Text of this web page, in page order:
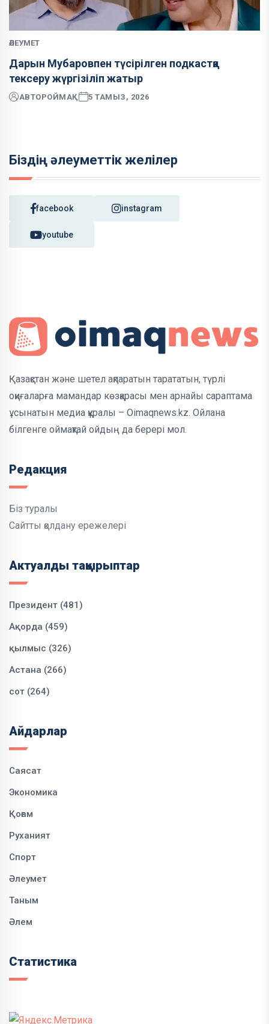
ӘЛЕУМЕТ
Дарын Мубаровпен түсірілген подкастқа
тексеру жүргізіліп жатыр
АВТОРОЙМАҚ 5 ТАМЫЗ, 2026
Біздің әлеуметтік желілер
facebook instagram
youtube
Қазақстан және шетел ақпаратын тарататын, түрлі
оқиғаларға мамандар көзқарасы мен арнайы сараптама
ұсынатын медиа құралы – Oimaqnews.kz. Ойлана
білгенге оймақтай ойдың да берері мол.
Редакция
Біз туралы
Сайтты қолдану ережелері
Актуалды тақырыптар
Президент (481)
Ақорда (459)
қылмыс (326)
Астана (266)
сот (264)
Айдарлар
Саясат
Экономика
Қоғам
Руханият
Спорт
Әлеумет
Таным
Әлем
Статистика